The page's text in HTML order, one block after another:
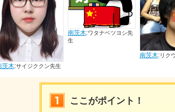
南茨木:ワタナベツヨシ先
生
ここがポイント！